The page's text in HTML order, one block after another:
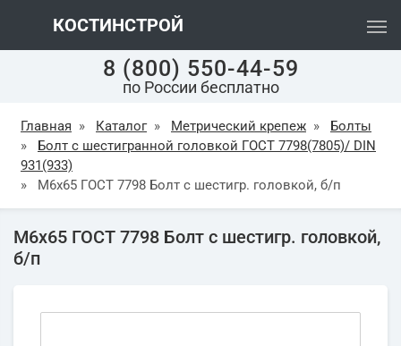
КОСТИНСТРОЙ
8 (800) 550-44-59
по России бесплатно
Главная » Каталог » Метрический крепеж »
Болты
»
Болт с шестигранной головкой ГОСТ 7798(7805)/ DIN
931(933)
»
М6х65 ГОСТ 7798 Болт с шестигр. головкой, б/п
М6х65 ГОСТ 7798 Болт с шестигр. головкой,
б/п